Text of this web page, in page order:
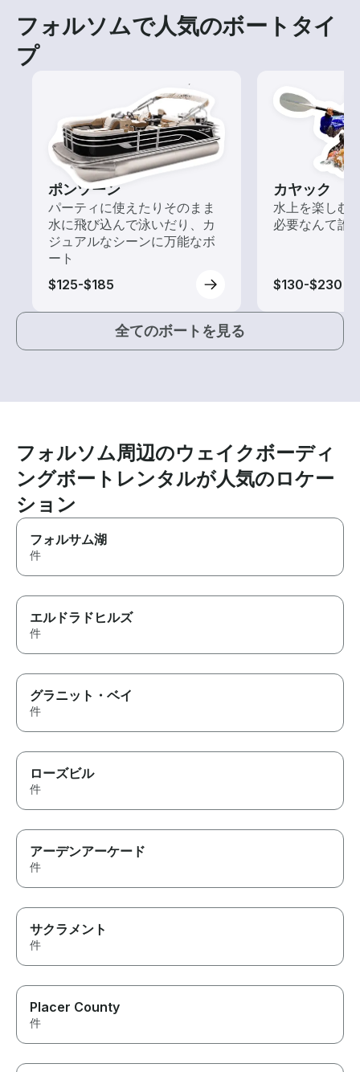
フォルソムで人気のボートタイ
プ
ポンツーン
パーティに使えたりそのまま
水に飛び込んで泳いだり、カ
ジュアルなシーンに万能なボ
ート
$125-$185
カヤック
水上を楽しむ
必要なんて誰
$130-$230
全てのボートを見る
フォルソム周辺のウェイクボーディ
ングボートレンタルが人気のロケー
ション
フォルサム湖
件
エルドラドヒルズ
件
グラニット・ベイ
件
ローズビル
件
アーデンアーケード
件
サクラメント
件
Placer County
件